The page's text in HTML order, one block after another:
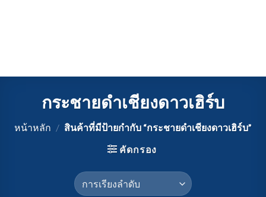
กระชายดำเชียงดาวเฮิร์บ
หน้าหลัก / สินค้าที่มีป้ายกำกับ “กระชายดำเชียงดาวเฮิร์บ”
คัดกรอง